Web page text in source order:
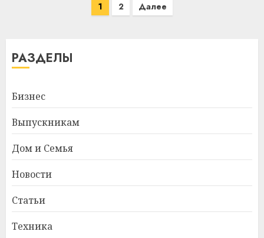
1 2 Далее
РАЗДЕЛЫ
Бизнес
Выпускникам
Дом и Семья
Новости
Статьи
Техника